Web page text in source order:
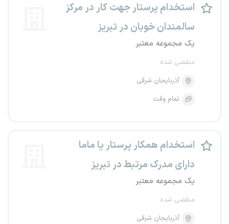
استخدام پرستار جهت کار در مرکز
سالمندان خوبان در تبریز
یک مجموعه معتبر
منقضی شده
آذربایجان شرقی
تمام وقت
استخدام همکار پرستار یا ماما
دارای مدرک مرتبط در تبریز
یک مجموعه معتبر
منقضی شده
آذربایجان شرقی